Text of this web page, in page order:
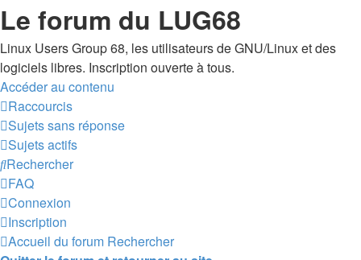
Le forum du LUG68
Linux Users Group 68, les utilisateurs de GNU/Linux et des
logiciels libres. Inscription ouverte à tous.
Accéder au contenu
Raccourcis
Sujets sans réponse
Sujets actifs
Rechercher
FAQ
Connexion
Inscription
Accueil du forum Rechercher